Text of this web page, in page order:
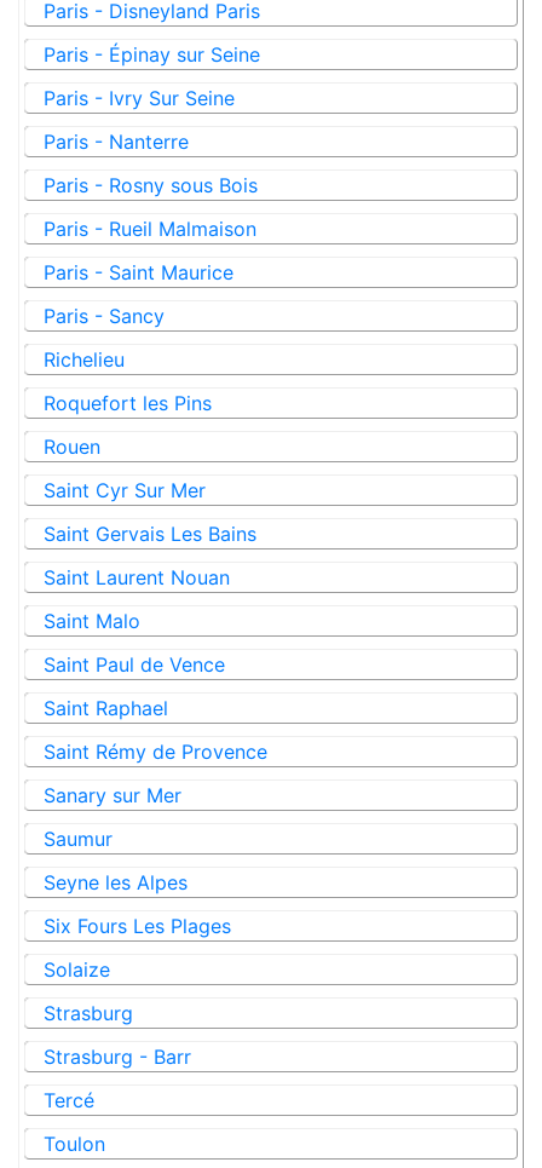
Paris - Disneyland Paris
Paris - Épinay sur Seine
Paris - Ivry Sur Seine
Paris - Nanterre
Paris - Rosny sous Bois
Paris - Rueil Malmaison
Paris - Saint Maurice
Paris - Sancy
Richelieu
Roquefort les Pins
Rouen
Saint Cyr Sur Mer
Saint Gervais Les Bains
Saint Laurent Nouan
Saint Malo
Saint Paul de Vence
Saint Raphael
Saint Rémy de Provence
Sanary sur Mer
Saumur
Seyne les Alpes
Six Fours Les Plages
Solaize
Strasburg
Strasburg - Barr
Tercé
Toulon